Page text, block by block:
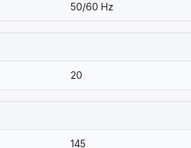
50/60 Hz
20
145